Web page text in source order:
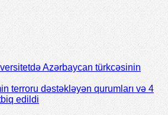
Azərbaycan türkcəsinin
terroru dəstəkləyən qurumları və 4
edildi